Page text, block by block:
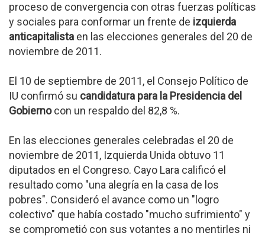
proceso de convergencia con otras fuerzas políticas
y sociales para conformar un frente de izquierda
anticapitalista en las elecciones generales del 20 de
noviembre de 2011.
El 10 de septiembre de 2011, el Consejo Político de
IU confirmó su candidatura para la Presidencia del
Gobiernocon un respaldo del 82,8 %.
En las elecciones generales celebradas el 20 de
noviembre de 2011, Izquierda Unida obtuvo 11
diputados en el Congreso. Cayo Lara calificó el
resultado como "una alegría en la casa de los
pobres". Consideró el avance como un "logro
colectivo" que había costado "mucho sufrimiento" y
se comprometió con sus votantes a no mentirles ni